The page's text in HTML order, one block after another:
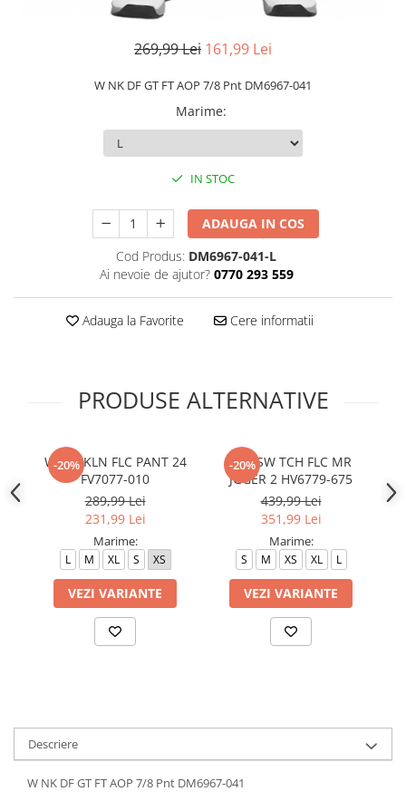
269,99 Lei 161,99 Lei
W NK DF GT FT AOP 7/8 Pnt DM6967-041
Marime:
IN STOC
ADAUGA IN COS
Cod Produs: DM6967-041-L
Ai nevoie de ajutor? 0770 293 559
Adauga la Favorite Cere informatii
PRODUSE ALTERNATIVE
-20%
W J BRKLN FLC PANT 24
FV7077-010
289,99 Lei
231,99 Lei
Marime:
L M XL S XS
VEZI VARIANTE
-20%
W NSW TCH FLC MR
JGGER 2 HV6779-675
439,99 Lei
351,99 Lei
Marime:
S M XS XL L
VEZI VARIANTE
Descriere
W NK DF GT FT AOP 7/8 Pnt DM6967-041